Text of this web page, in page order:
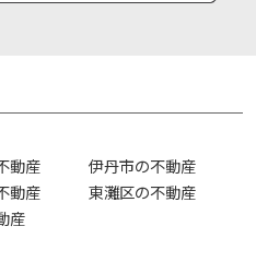
動産
伊丹市の不動産
動産
東灘区の不動産
産